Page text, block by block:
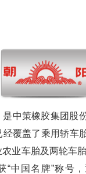
是中策橡胶集团股
覆盖了乘用轿车
业车胎及两轮车
“中国名牌”称号